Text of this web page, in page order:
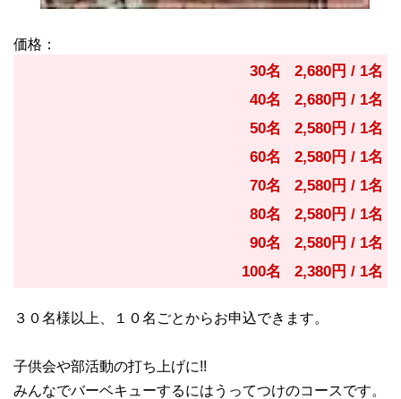
価格：
30名 2,680円 / 1名
40名 2,680円 / 1名
50名 2,580円 / 1名
60名 2,580円 / 1名
70名 2,580円 / 1名
80名 2,580円 / 1名
90名 2,580円 / 1名
100名 2,380円 / 1名
３０名様以上、１０名ごとからお申込できます。
子供会や部活動の打ち上げに!!
みんなでバーベキューするにはうってつけのコースです。